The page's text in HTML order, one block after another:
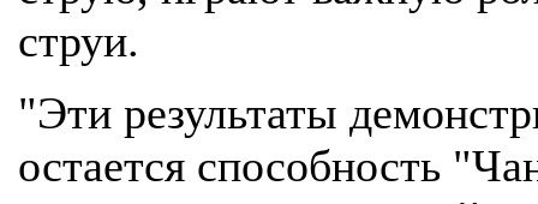
струи.
"Эти результаты
остается способность